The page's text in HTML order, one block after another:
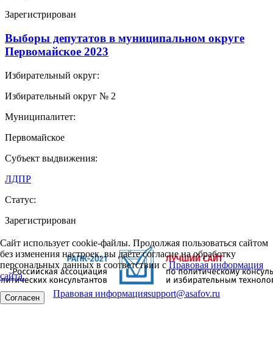
Зарегистрирован
Выборы депутатов в муниципальном округе
Первомайское 2023
Избирательный округ:
Избирательный округ № 2
Муниципалитет:
Первомайское
Субъект выдвижения:
ЛДПР
Статус:
Зарегистрирован
Сайт использует cookie-файлы. Продолжая пользоваться сайтом
без изменения настроек, вы даёте согласие на обработку
персональных данных в соответствии сПравовая информация
сайта.
Согласен Правовая информацияsupport@asafov.ru